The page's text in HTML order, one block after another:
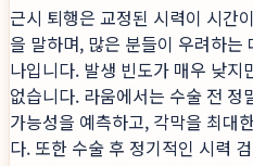
근시 퇴행은 교정된 시력이 시간
을 말하며, 많은 분들이 우려하는
나입니다. 발생 빈도가 매우 낮
없습니다. 라움에서는 수술 전 정
가능성을 예측하고, 각막을 최대
다. 또한 수술 후 정기적인 시력